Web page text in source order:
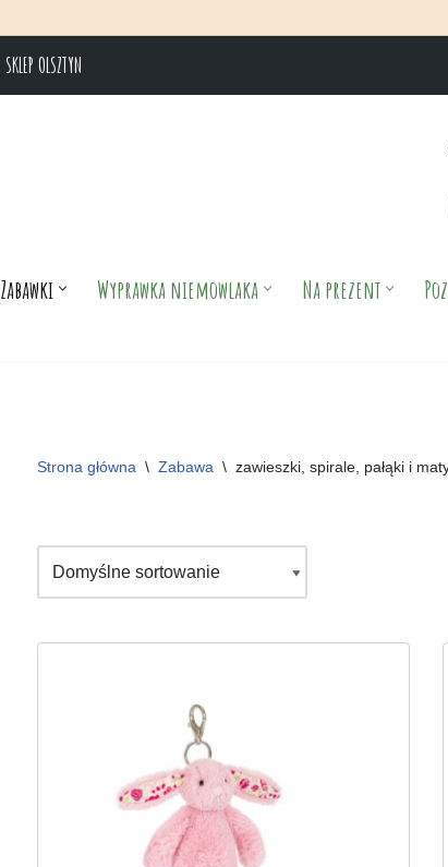
SKLEP OLSZTYN
Zabawki Wyprawka niemowlaka Na prezent
Strona główna \ Zabawa \ zawieszki, spirale, pałąki i